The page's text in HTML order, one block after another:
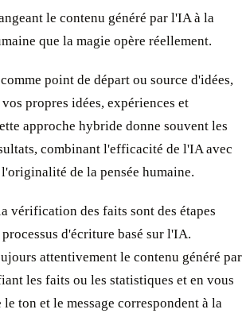
le contenu généré par l'IA à la
que la magie opère réellement.
point de départ ou source d'idées,
propres idées, expériences et
approche hybride donne souvent les
combinant l'efficacité de l'IA avec
de la pensée humaine.
vérification des faits sont des étapes
d'écriture basé sur l'IA.
attentivement le contenu généré par
les faits ou les statistiques et en vous
le ton et le message correspondent à la